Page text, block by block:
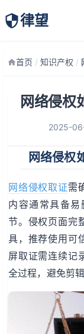
律望
律师团队
首页 / 知识产权 /
网络侵权
2025-
网络侵权
网络侵权取证需
内容通常具备
节。侵权页面完
具，推荐使用可
屏取证需连续记
全过程，避免剪辑